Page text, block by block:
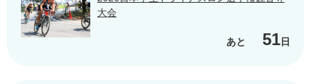
大会
あと 51日